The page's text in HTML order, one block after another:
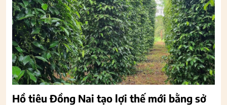
Hồ tiêu Đồng Nai tạo lợi thế mới bằng sở